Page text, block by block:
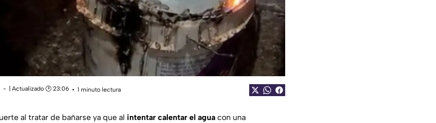
| Actualizado 🕑 23:06
1 minuto lectura
al tratar de bañarse ya que al intentar calentar el agua con una